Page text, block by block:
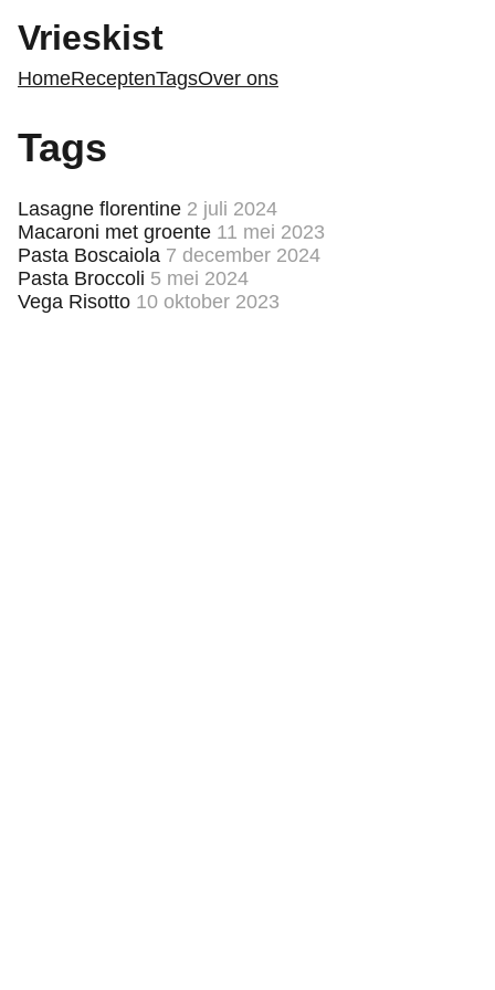
Vrieskist
HomeReceptenTagsOver ons
Tags
Lasagne florentine 2 juli 2024
Macaroni met groente 11 mei 2023
Pasta Boscaiola 7 december 2024
Pasta Broccoli 5 mei 2024
Vega Risotto 10 oktober 2023